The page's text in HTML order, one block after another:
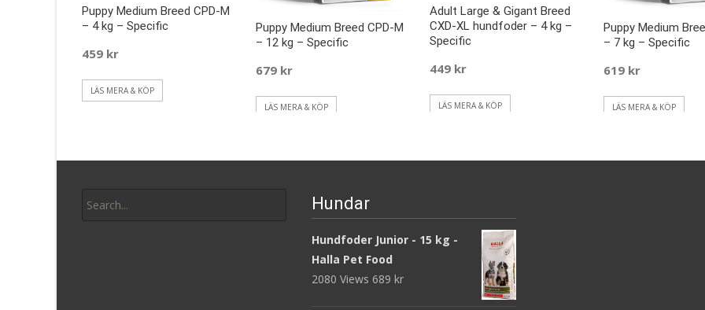
Puppy Medium Breed CPD-M
– 4 kg – Specific
459 kr
LÄS MERA & KÖP
Puppy Medium Breed CPD-M
– 12 kg – Specific
679 kr
LÄS MERA & KÖP
Adult Large & Gigant Breed
CXD-XL hundfoder – 4 kg –
Specific
449 kr
LÄS MERA & KÖP
Puppy Medium
– 7 kg – Specific
619 kr
LÄS MERA & KÖP
for:
Hundar
Hundfoder Junior - 15 kg -
Halla Pet Food
2080 Views 689 kr